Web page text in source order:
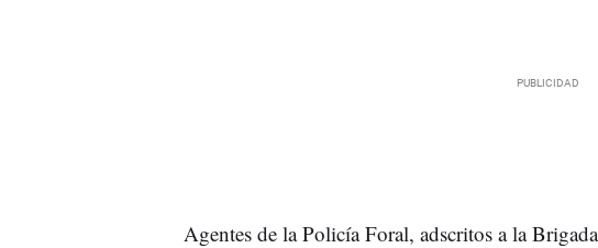
Agentes de la Policía Foral, adscritos a la